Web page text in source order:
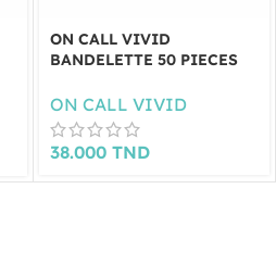
ON CALL VIVID
BANDELETTE 50 PIECES
ON CALL VIVID
38.000 TND